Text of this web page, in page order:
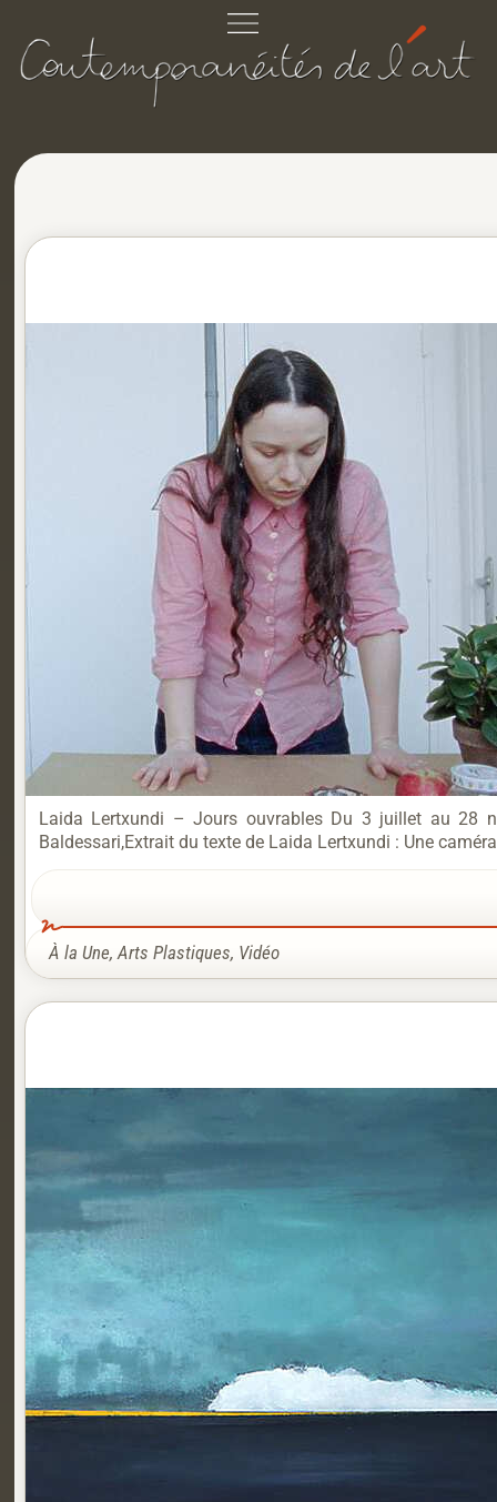
Laida Lertxundi – Jours ouvrables Du 3 juillet au 28
Baldessari,Extrait du texte de Laida Lertxundi : Une
À la Une, Arts Plastiques, Vidéo